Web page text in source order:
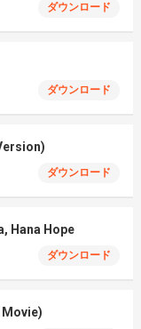
ダウンロード
ダウンロード
ダウンロード
Hana Hope
ダウンロード
Movie)